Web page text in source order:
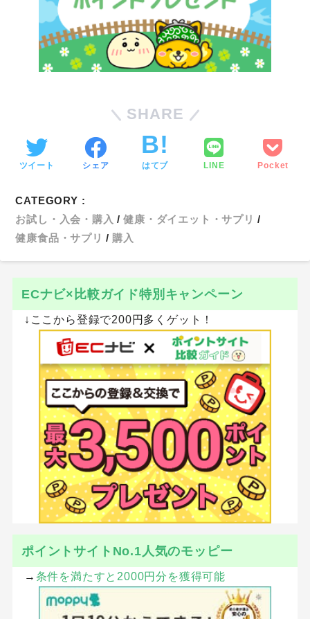
SHARE
ツイート シェア はてブ LINE Pocket
CATEGORY :
お試し・入会・購入
健康・ダイエット・サプリ
健康食品・サプリ
購入
ECナビ×比較ガイド特別キャンペーン
↓ここから登録で200円多くゲット！
ポイントサイトNo.1人気のモッピー
→ 条件を満たすと2000円分を獲得可能